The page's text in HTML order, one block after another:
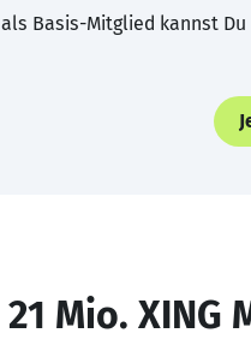
Basis-Mitglied kannst
21 Mio. XING